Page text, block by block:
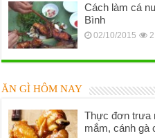
Cách làm cá
Bình
02/10/2015
ĂN GÌ HÔM NAY
Thực đơn trưa
mắm, cánh gà